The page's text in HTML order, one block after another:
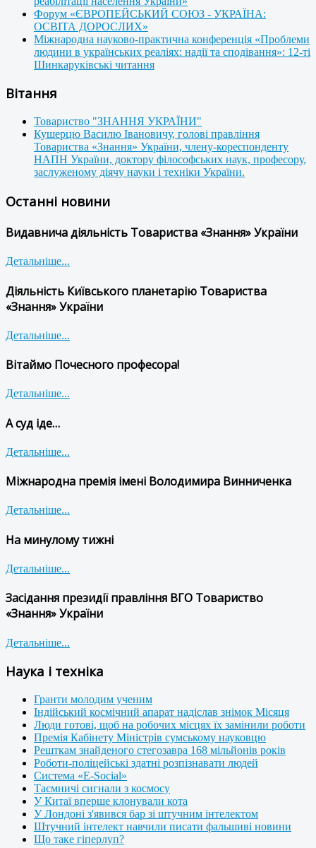
Форум «ЄВРОПЕЙСЬКИЙ СОЮЗ - УКРАЇНА:
ОСВІТА ДОРОСЛИХ»
Міжнародна науково-практична конференція «Проблеми
людини в українських реаліях: надії та сподівання»: 12-ті
Шинкаруківські читання
Вітання
Товариство "ЗНАННЯ УКРАЇНИ"
Кушерцю Василю Івановичу, голові правління
Товариства «Знання» України, члену-кореспонденту
НАПН України, доктору філософських наук, професору,
заслуженому діячу науки і техніки України.
Останні новини
Видавнича діяльність Товариства «Знання» України
Детальніше...
Діяльність Київського планетарію Товариства
«Знання» України
Детальніше...
Вітаймо Почесного професора!
Детальніше...
А суд іде…
Детальніше...
Міжнародна премія імені Володимира Винниченка
Детальніше...
На минулому тижні
Детальніше...
Засідання президії правління ВГО Товариство
«Знання» України
Детальніше...
Наука і техніка
Гранти молодим ученим
Індійський космічний апарат надіслав знімок Місяця
Люди готові, щоб на робочих місцях їх замінили роботи
Премія Кабінету Міністрів сумському науковцю
Решткам знайденого стегозавра 168 мільйонів років
Роботи-поліцейські здатні розпізнавати людей
Система «E-Social»
Таємничі сигнали з космосу
У Китаї вперше клонували кота
У Лондоні з'явився бар зі штучним інтелектом
Штучний інтелект навчили писати фальшиві новини
Що таке гіперлуп?